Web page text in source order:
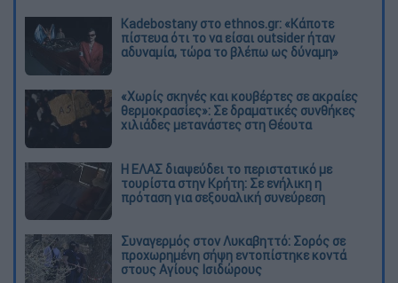
Kadebostany στο ethnos.gr: «Κάποτε
πίστευα ότι το να είσαι outsider ήταν
αδυναμία, τώρα το βλέπω ως δύναμη»
«Χωρίς σκηνές και κουβέρτες σε ακραίες
θερμοκρασίες»: Σε δραματικές συνθήκες
χιλιάδες μετανάστες στη Θέουτα
Η ΕΛΑΣ διαψεύδει το περιστατικό με
τουρίστα στην Κρήτη: Σε ενήλικη η
πρόταση για σεξουαλική συνεύρεση
Συναγερμός στον Λυκαβηττό: Σορός σε
προχωρημένη σήψη εντοπίστηκε κοντά
στους Αγίους Ισιδώρους